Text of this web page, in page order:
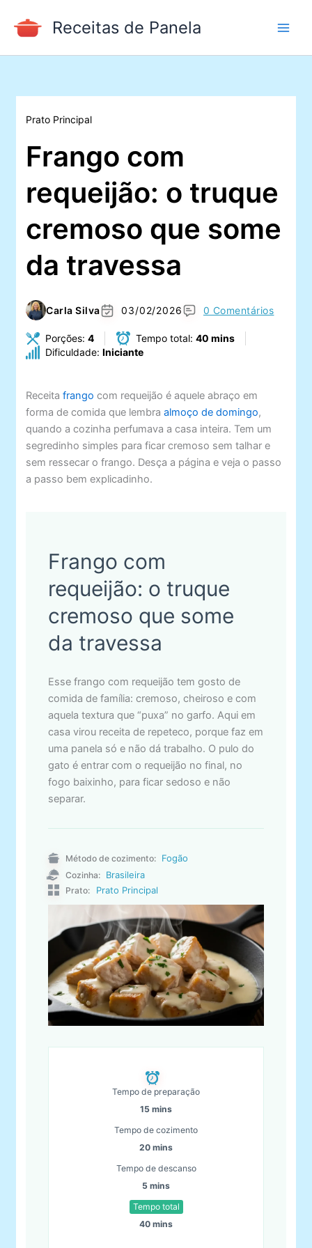
para
conteúdo
Receitas de Panela
Prato Principal
Frango com
requeijão: o truque
cremoso que some
da travessa
Carla Silva 03/02/2026 0 Comentários
Porções:4 Tempo total:40 mins
Dificuldade:Iniciante
Receitafrango com requeijão é aquele abraço em
forma de comida que lembraalmoço de domingo,
quando a cozinha perfumava a casa inteira. Tem um
segredinho simples para ficar cremoso sem talhar e
sem ressecar o frango. Desça a página e veja o passo
a passo bem explicadinho.
Frango com
requeijão: o truque
cremoso que some
da travessa
Esse frango com requeijão tem gosto de
comida de família: cremoso, cheiroso e com
aquela textura que “puxa” no garfo. Aqui em
casa virou receita de repeteco, porque faz em
uma panela só e não dá trabalho. O pulo do
gato é entrar com o requeijão no final, no
fogo baixinho, para ficar sedoso e não
separar.
Método de cozimento: Fogão
Cozinha: Brasileira
Prato: Prato Principal
Tempo de preparação
15 mins
Tempo de cozimento
20 mins
Tempo de descanso
5 mins
Tempo total
40 mins